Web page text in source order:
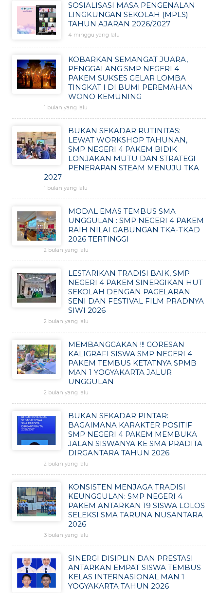
SOSIALISASI MASA PENGENALAN
LINGKUNGAN SEKOLAH (MPLS)
TAHUN AJARAN 2026/2027
4 minggu yang lalu
KOBARKAN SEMANGAT JUARA,
PENGGALANG SMP NEGERI 4
PAKEM SUKSES GELAR LOMBA
TINGKAT I DI BUMI PEREMAHAN
WONO KEMUNING
1 bulan yang lalu
BUKAN SEKADAR RUTINITAS:
LEWAT WORKSHOP TAHUNAN,
SMP NEGERI 4 PAKEM BIDIK
LONJAKAN MUTU DAN STRATEGI
PENERAPAN STEAM MENUJU TKA
2027
1 bulan yang lalu
MODAL EMAS TEMBUS SMA
UNGGULAN : SMP NEGERI 4 PAKEM
RAIH NILAI GABUNGAN TKA-TKAD
2026 TERTINGGI
2 bulan yang lalu
LESTARIKAN TRADISI BAIK, SMP
NEGERI 4 PAKEM SINERGIKAN HUT
SEKOLAH DENGAN PAGELARAN
SENI DAN FESTIVAL FILM PRADNYA
SIWI 2026
2 bulan yang lalu
MEMBANGGAKAN !!! GORESAN
KALIGRAFI SISWA SMP NEGERI 4
PAKEM TEMBUS KETATNYA SPMB
MAN 1 YOGYAKARTA JALUR
UNGGULAN
2 bulan yang lalu
BUKAN SEKADAR PINTAR:
BAGAIMANA KARAKTER POSITIF
SMP NEGERI 4 PAKEM MEMBUKA
JALAN SISWANYA KE SMA PRADITA
DIRGANTARA TAHUN 2026
2 bulan yang lalu
KONSISTEN MENJAGA TRADISI
KEUNGGULAN: SMP NEGERI 4
PAKEM ANTARKAN 19 SISWA LOLOS
SELEKSI SMA TARUNA NUSANTARA
2026
3 bulan yang lalu
SINERGI DISIPLIN DAN PRESTASI
ANTARKAN EMPAT SISWA TEMBUS
KELAS INTERNASIONAL MAN 1
YOGYAKARTA TAHUN 2026